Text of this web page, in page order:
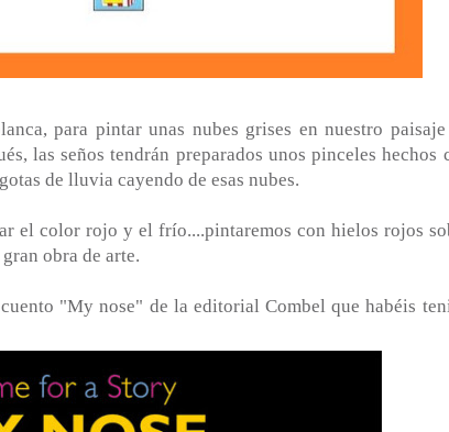
para pintar unas nubes grises en nuestro paisaje
las seños tendrán preparados unos pinceles hechos
de lluvia cayendo de esas nubes.
el color rojo y el frío....pintaremos con hielos rojos
obra de arte.
"My nose" de la editorial Combel que habéis